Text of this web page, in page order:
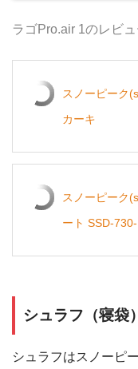
ラゴPro.air 1のレビュ
スノーピーク
カーキ
スノーピーク
ート SSD-730-
シュラフ（寝袋
シュラフはスノーピ